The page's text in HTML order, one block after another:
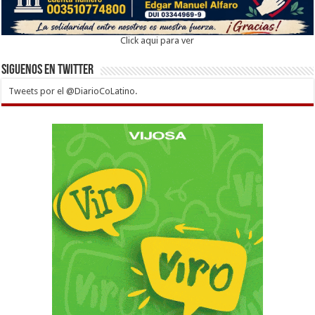
Click aqui para ver
Siguenos en twitter
Tweets por el @DiarioCoLatino.